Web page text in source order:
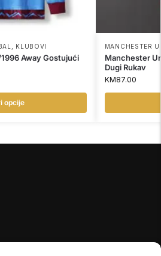
KLUBOVI
Away Gostujući
opcije
MANCHESTER
Manchester
Dugi Rukav
KM87.00